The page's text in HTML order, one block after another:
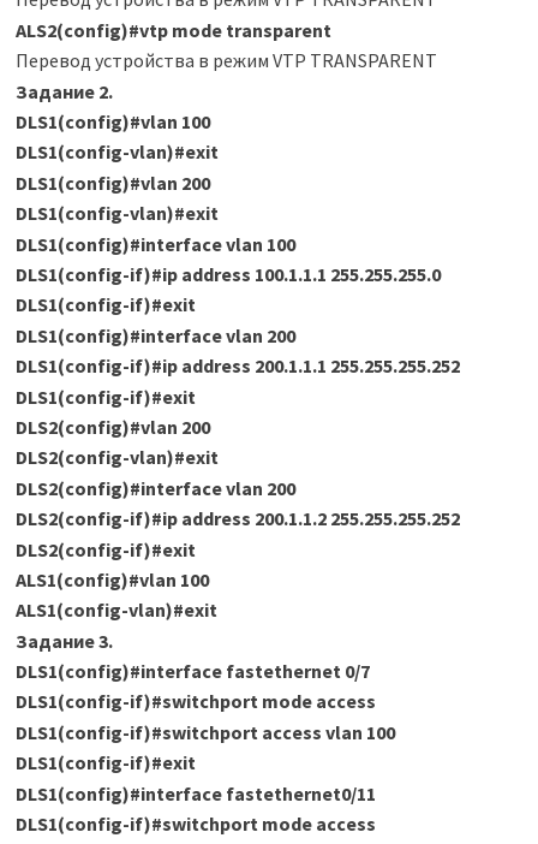
ALS2(config)#vtp mode transparent
Перевод устройства в режим VTP TRANSPARENT
Задание 2.
DLS1(config)#vlan 100
DLS1(config-vlan)#exit
DLS1(config)#vlan 200
DLS1(config-vlan)#exit
DLS1(config)#interface vlan 100
DLS1(config-if)#ip address 100.1.1.1 255.255.255.0
DLS1(config-if)#exit
DLS1(config)#interface vlan 200
DLS1(config-if)#ip address 200.1.1.1 255.255.255.252
DLS1(config-if)#exit
DLS2(config)#vlan 200
DLS2(config-vlan)#exit
DLS2(config)#interface vlan 200
DLS2(config-if)#ip address 200.1.1.2 255.255.255.252
DLS2(config-if)#exit
ALS1(config)#vlan 100
ALS1(config-vlan)#exit
Задание 3.
DLS1(config)#interface fastethernet 0/7
DLS1(config-if)#switchport mode access
DLS1(config-if)#switchport access vlan 100
DLS1(config-if)#exit
DLS1(config)#interface fastethernet0/11
DLS1(config-if)#switchport mode access